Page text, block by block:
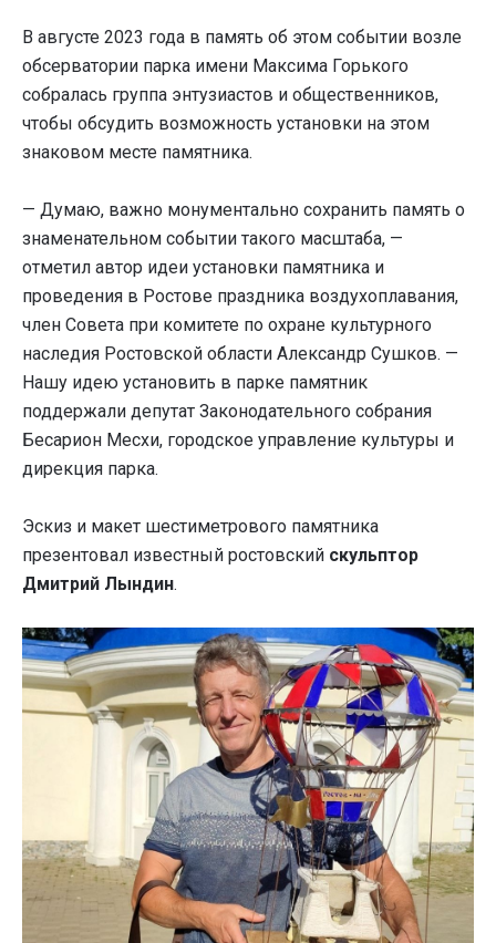
В августе 2023 года в память об этом событии возле
обсерватории парка имени Максима Горького
собралась группа энтузиастов и общественников,
чтобы обсудить возможность установки на этом
знаковом месте памятника.
— Думаю, важно монументально сохранить память о
знаменательном событии такого масштаба, —
отметил автор идеи установки памятника и
проведения в Ростове праздника воздухоплавания,
член Совета при комитете по охране культурного
наследия Ростовской области Александр Сушков. —
Нашу идею установить в парке памятник
поддержали депутат Законодательного собрания
Бесарион Месхи, городское управление культуры и
дирекция парка.
Эскиз и макет шестиметрового памятника
презентовал известный ростовский скульптор
Дмитрий Лындин.